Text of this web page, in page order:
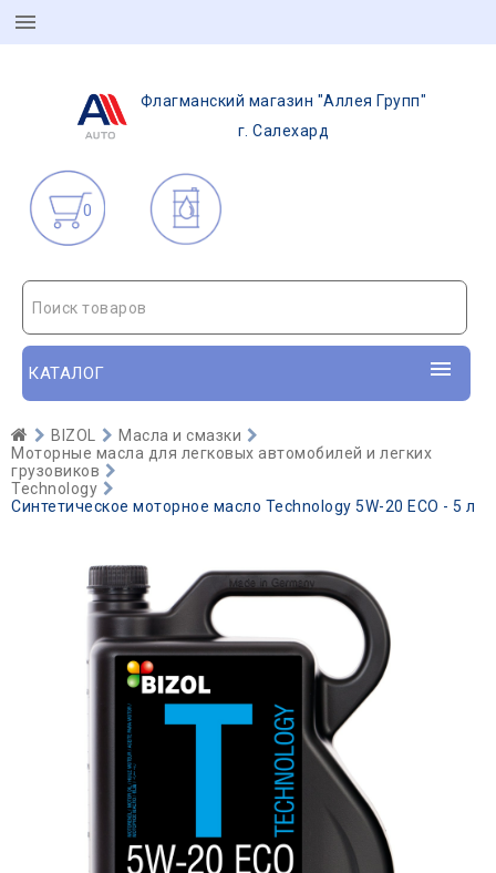
Флагманский магазин "Аллея Групп"
г. Салехард
0
Поиск товаров
КАТАЛОГ
BIZOL
Масла и смазки
Моторные масла для легковых автомобилей и легких
грузовиков
Technology
Синтетическое моторное масло Technology 5W-20 ECO - 5 л